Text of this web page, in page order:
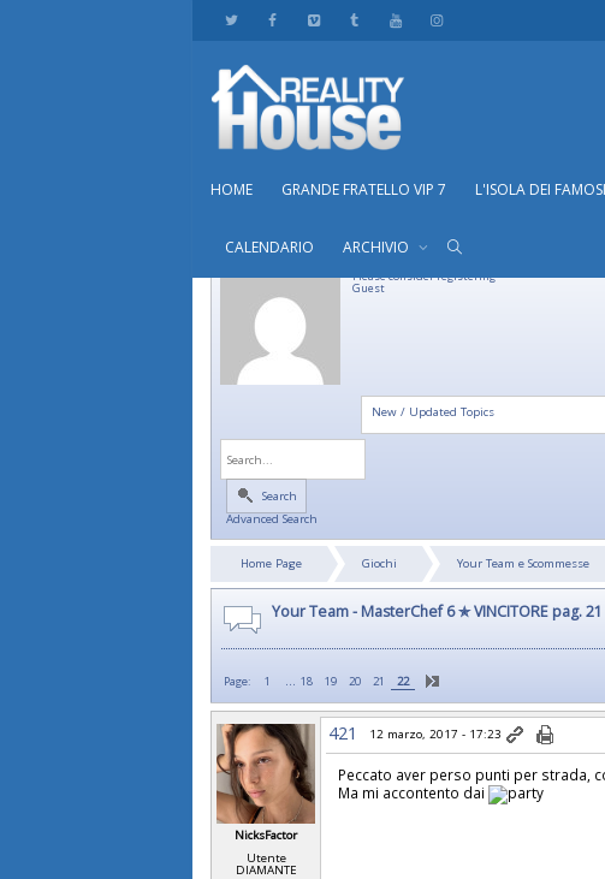
HOME GRANDE FRATELLO VIP 7 L'ISOLA DEI
CALENDARIO ARCHIVIO
Please consider registering
Guest
New / Updated Topics
Search
Advanced Search
Home Page Giochi Your Team e Scommesse
Your Team - MasterChef 6 ✯ VINCITORE pag. 21
Page: 1 ... 18 19 20 21 22
NicksFactor
Utente
DIAMANTE
421 12 marzo, 2017 - 17:23
Peccato aver perso punti per strada,
Ma mi accontento dai